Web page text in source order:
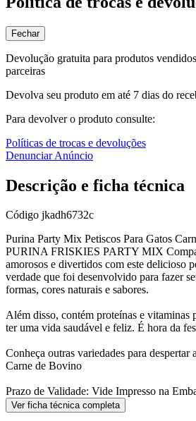
Fechar
Devolução gratuita para produtos
parceiras
Devolva seu produto em até 7 dias do
Para devolver o produto consulte:
Políticas de trocas e devoluções
Denunciar Anúncio
Descrição e ficha técnica
Código jkadh6732c
Purina Party Mix Petiscos Para Gatos
PURINA FRISKIES PARTY MIX
amorosos e divertidos com este delicioso
verdade que foi desenvolvido para fazer
formas, cores naturais e sabores.
Além disso, contém proteínas e vitaminas
ter uma vida saudável e feliz. É hora da
Conheça outras variedades para despertar
Carne de Bovino
Prazo de Validade: Vide Impresso na
Ver ficha técnica completa